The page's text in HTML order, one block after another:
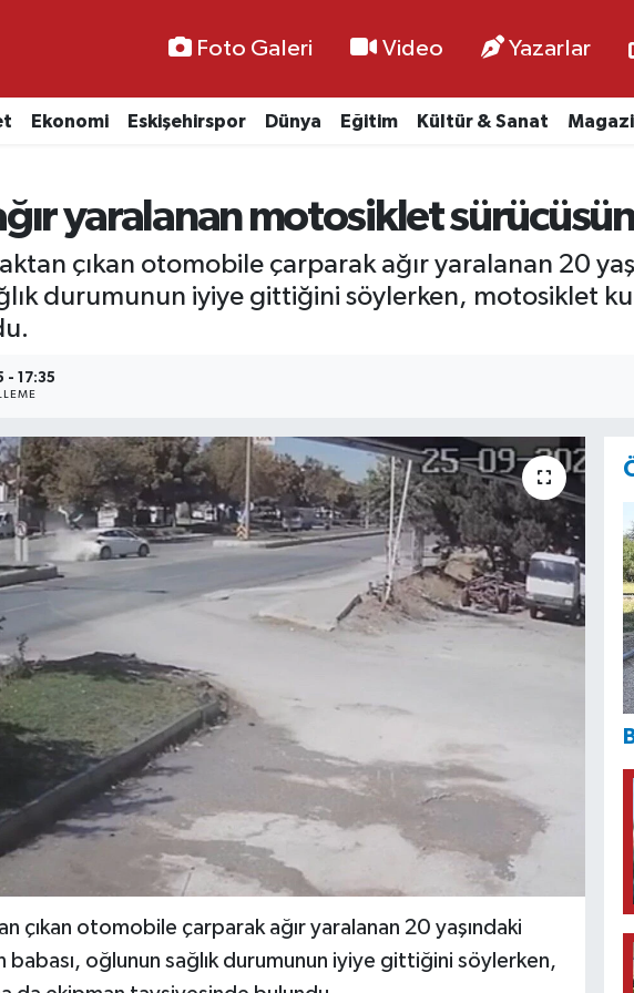
Foto Galeri Video Yazarlar
Ekonomi Eskişehirspor Dünya Eğitim Kültür & Sanat
yaralanan motosiklet
çıkan otomobile çarparak ağır yaralanan 20
durumunun iyiye gittiğini söylerken, motosiklet
- 17:35
çıkan otomobile çarparak ağır yaralanan 20 yaşındaki
oğlunun sağlık durumunun iyiye gittiğini söylerken,